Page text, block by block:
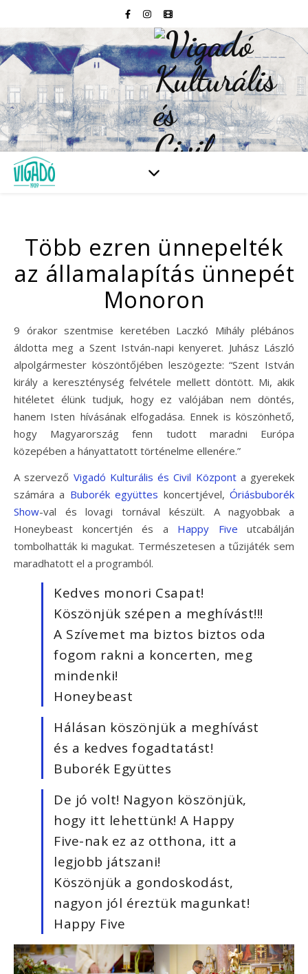
Több ezren ünnepelték
az államalapítás ünnepét
Monoron
9 órakor szentmise keretében Laczkó Mihály plébános
áldotta meg a Szent István-napi kenyeret. Juhász László
alpolgármester köszöntőjében leszögezte: “Szent István
király a kereszténység felvétele mellett döntött. Mi, akik
hitéletet élünk tudjuk, hogy ez valójában nem döntés,
hanem Isten hívásának elfogadása. Ennek is köszönhető,
hogy Magyarország fenn tudott maradni Európa
közepében a hányattatott történelme ellenére.”
A szervező Vigadó Kulturális és Civil Központa gyerekek
számára a Buborék együttes koncertjével,Óriásbuborék
Show-val és lovagi tornával készült. A nagyobbak a
Honeybeast koncertjén és a Happy Five utcabálján
tombolhatták ki magukat. Természetesen a tűzijáték sem
maradhatott el a programból.
Kedves monori Csapat!
Köszönjük szépen a meghívást!!!
A Szívemet ma biztos biztos oda
fogom rakni a koncerten, meg
mindenki!
Honeybeast
Hálásan köszönjük a meghívást
és a kedves fogadtatást!
Buborék Együttes
De jó volt! Nagyon köszönjük,
hogy itt lehettünk! A Happy
Five-nak ez az otthona, itt a
legjobb játszani!
Köszönjük a gondoskodást,
nagyon jól éreztük magunkat!
Happy Five